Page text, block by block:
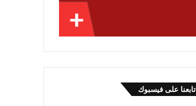
تابعنا على فيسبوك